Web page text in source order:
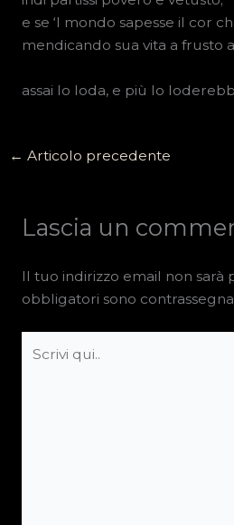
e se ‘l mondo sapesse il cor
mendicando sua vita a frusto
assai lo loda, e più lo
← Articolo precedente
Lascia un
Il tuo indirizzo email non sarà
obbligatori sono
qui..